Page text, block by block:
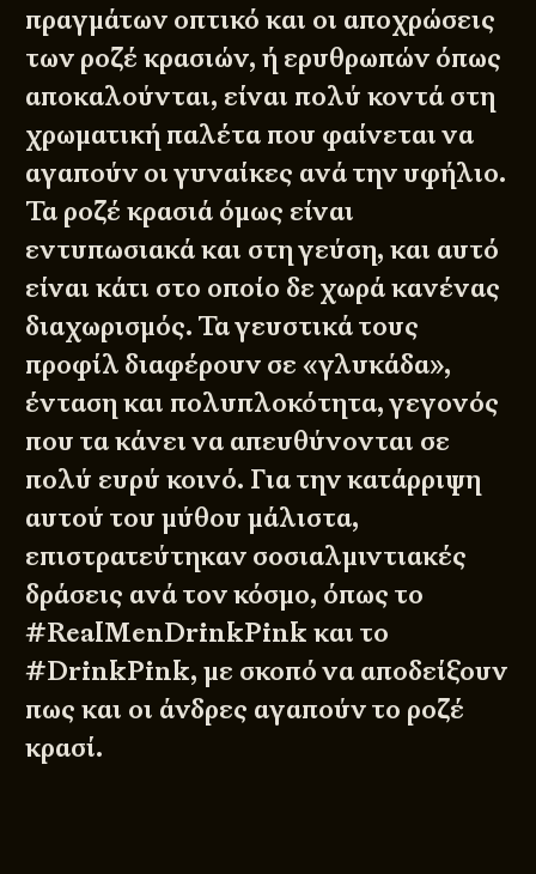
πραγμάτων οπτικό και οι αποχρώσεις
των ροζέ κρασιών, ή ερυθρωπών όπως
αποκαλούνται, είναι πολύ κοντά στη
χρωματική παλέτα που φαίνεται να
αγαπούν οι γυναίκες ανά την υφήλιο.
Τα ροζέ κρασιά όμως είναι
εντυπωσιακά και στη γεύση, και αυτό
είναι κάτι στο οποίο δε χωρά κανένας
διαχωρισμός. Τα γευστικά τους
προφίλ διαφέρουν σε «γλυκάδα»,
ένταση και πολυπλοκότητα, γεγονός
που τα κάνει να απευθύνονται σε
πολύ ευρύ κοινό. Για την κατάρριψη
αυτού του μύθου μάλιστα,
επιστρατεύτηκαν σοσιαλμιντιακές
δράσεις ανά τον κόσμο, όπως το
#RealMenDrinkPink και το
#DrinkPink, με σκοπό να αποδείξουν
πως και οι άνδρες αγαπούν το ροζέ
κρασί.